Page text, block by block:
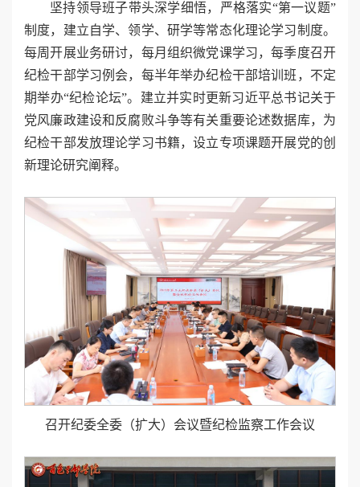
坚持领导班子带头深学细悟，严格落实“第一议题”
制度，建立自学、领学、研学等常态化理论学习制度。
每周开展业务研讨，每月组织微党课学习，每季度召开
纪检干部学习例会，每半年举办纪检干部培训班，不定
期举办“纪检论坛”。建立并实时更新习近平总书记关于
党风廉政建设和反腐败斗争等有关重要论述数据库，为
纪检干部发放理论学习书籍，设立专项课题开展党的创
新理论研究阐释。
召开纪委全委（扩大）会议暨纪检监察工作会议